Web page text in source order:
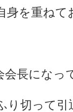
身を重ねて
会長になっ
り切って